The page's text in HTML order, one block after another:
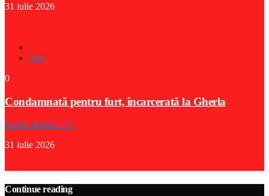
31 iulie 2026
Stiri
0
Condamnată pentru furt, încarcerată la Gherla
Radio Medias 725
31 iulie 2026
Continue reading